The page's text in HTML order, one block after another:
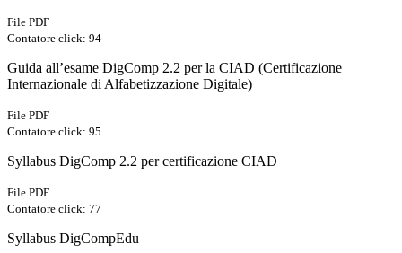
File PDF
Contatore click: 94
Guida all’esame DigComp 2.2 per la CIAD (Certificazione
Internazionale di Alfabetizzazione Digitale)
File PDF
Contatore click: 95
Syllabus DigComp 2.2 per certificazione CIAD
File PDF
Contatore click: 77
Syllabus DigCompEdu